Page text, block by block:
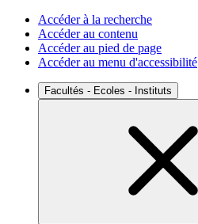
Accéder à la recherche
Accéder au contenu
Accéder au pied de page
Accéder au menu d'accessibilité
Facultés - Ecoles - Instituts